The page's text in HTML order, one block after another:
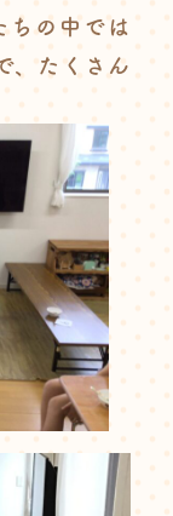
ちの中では
、たくさん